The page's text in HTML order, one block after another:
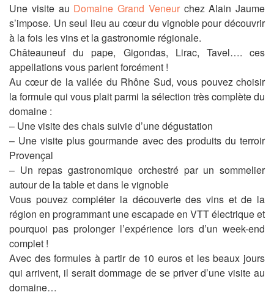
Une visite au Domaine Grand Veneurchez Alain Jaume
s’impose. Un seul lieu au cœur du vignoble pour découvrir
à la fois les vins et la gastronomie régionale.
Châteauneuf du pape, Gigondas, Lirac, Tavel…. ces
appellations vous parlent forcément !
Au cœur de la vallée du Rhône Sud, vous pouvez choisir
la formule qui vous plait parmi la sélection très complète du
domaine :
– Une visite des chais suivie d’une dégustation
– Une visite plus gourmande avec des produits du terroir
Provençal
– Un repas gastronomique orchestré par un sommelier
autour de la table et dans le vignoble
Vous pouvez compléter la découverte des vins et de la
région en programmant une escapade en VTT électrique et
pourquoi pas prolonger l’expérience lors d’un week-end
complet !
Avec des formules à partir de 10 euros et les beaux jours
qui arrivent, il serait dommage de se priver d’une visite au
domaine…